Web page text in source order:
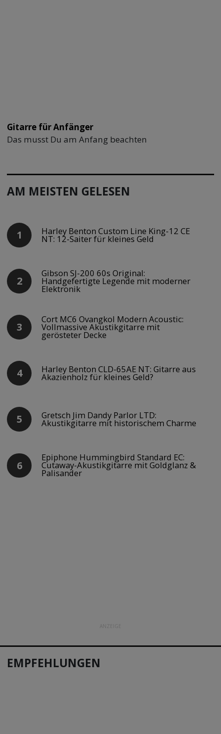
Gitarre für Anfänger
Das musst Du am Anfang beachten
AM MEISTEN GELESEN
Harley Benton Custom Line King-12 CE
NT: 12-Saiter für kleines Geld
Gibson SJ-200 60s Original:
Handgefertigte Legende mit moderner
Elektronik
Cort MC6 Ovangkol Modern Acoustic:
Vollmassive Akustikgitarre mit
gerösteter Decke
Harley Benton CLD-65AE NT: Gitarre aus
Akazienholz für kleines Geld?
Gretsch Jim Dandy Parlor LTD:
Akustikgitarre mit historischem Charme
Epiphone Hummingbird Standard EC:
Cutaway-Akustikgitarre mit Goldglanz &
Palisander
ANZEIGE
EMPFEHLUNGEN